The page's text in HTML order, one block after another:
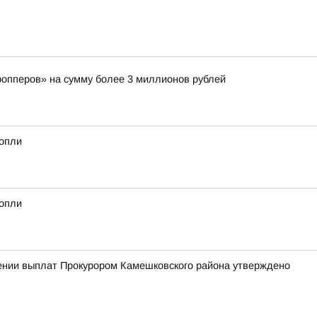
на сумму более 3 миллионов рублей
выплат Прокурором Камешковского района утверждено